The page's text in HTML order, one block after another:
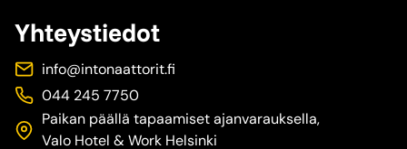
t
r
e
v
k
a
s
l
ä
Yhteystiedot
info@intonaattorit.fi
044 245 7750
Paikan päällä tapaamiset ajanvarauksella,
Valo Hotel & Work Helsinki